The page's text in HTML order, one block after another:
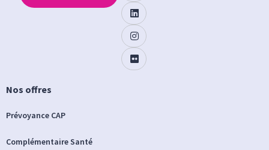
Nos offres
Prévoyance CAP
Complémentaire Santé